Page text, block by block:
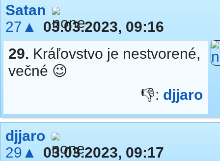
Satan
27▲
03.03.2023, 09:16
29. Kráľovstvo je nestvorené,
večné 😉
👎: djjaro
djjaro
29▲
03.03.2023, 09:17